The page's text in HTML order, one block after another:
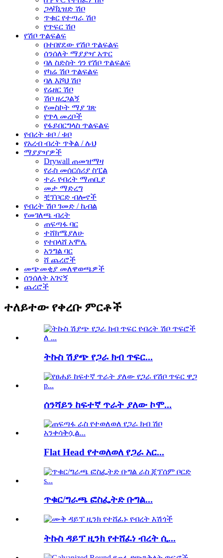
ጋላቫኒዝድ ሽቦ
ጥቁር የተጣራ ሽቦ
የጥፍር ሽቦ
የሽቦ ጥልፍልፍ
በተበየደው የሽቦ ጥልፍልፍ
ሰንሰለት ማያያዣ አጥር
ባለ ስድስት ጎን የሽቦ ጥልፍልፍ
የካሬ ሽቦ ጥልፍልፍ
ባለ እሾህ ሽቦ
የሬዘር ሽቦ
ሽቦ ዘረጋልኝ
የመስኮት ማያ ገጽ
የጥላ መረቦች
የፋይበርግላስ ጥልፍልፍ
የብረት ቱቦ / ቱቦ
የአረብ ብረት ጥቅል / ሉህ
ማያያዣዎች
Drywall ጠመዝማዛ
የራስ መሰርሰሪያ ስፒል
ተራ የብረት ማጠቢያ
መታ ማድረግ
ቺፕቦርድ ብሎኖች
የብረት ሽቦ ገመድ / ኬብል
የመገለጫ ብረት
ጠፍጣፋ ባር
ተሸክሜያለሁ
የተበላሸ አሞሌ
አንግል ባር
ሸ ጨረሮች
መጭመቂያ መለዋወጫዎች
ሰንሰለት አገናኝ
ጨረሮች
ተለይተው የቀረቡ ምርቶች
ትኩስ ሽያጭ የጋራ ክብ ጥፍር...
ሰንሻይን ከፍተኛ ጥራት ያለው ኮሞ...
Flat Head የተወለወለ የጋራ አር...
ጥቁር/ግራጫ ፎስፌትድ ቡግል...
ትኩስ ዳይፕ ዚንክ የተሸፈነ ብረት ሲ...